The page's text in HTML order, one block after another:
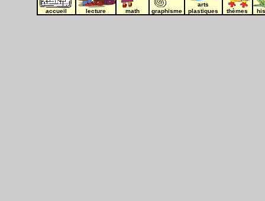
accueil lecture math graphisme
arts
plastiques
thèmes